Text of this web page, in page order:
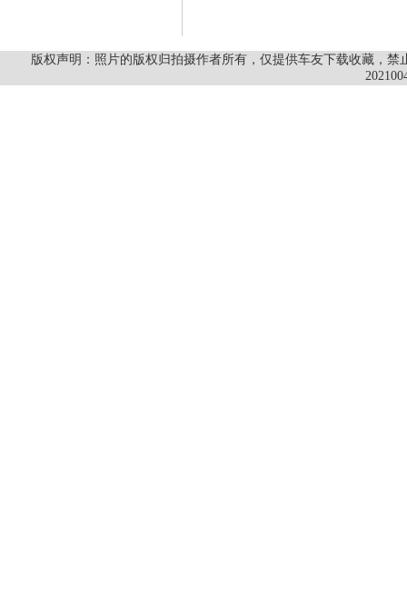
版权声明：照片的版权归拍摄作者所有，仅提供车友下载收藏，